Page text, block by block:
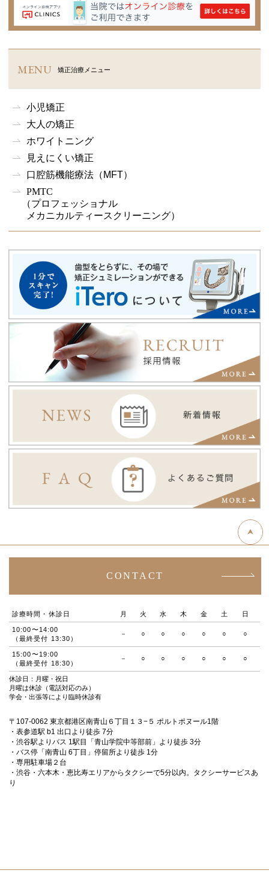
MENU 矯正治療メニュー
小児矯正
大人の矯正
ホワイトニング
見えにくい矯正
口腔筋機能療法 （MFT）
PMTC
（プロフェッショナル
メカニカルティースクリーニング）
CONTACT
診療時間・休診日 月 火 水 木 金 土 日
10:00〜14:00
（最終受付 13:30）
－ ○ ○ ○ ○ ○ ○
15:00〜19:00
（最終受付 18:30）
－ ○ ○ ○ ○ ○ ○
休診日：月曜・祝日
月曜は休診（電話対応のみ）
学会・出張等により臨時休診有
〒107-0062 東京都港区南青山６丁目１３−５ ポルトポヌール1階
・表参道駅 b1 出口より徒歩 7分
・渋谷駅よりバス 1駅目「青山学院中等部前」より徒歩 3分
・バス停「南青山 6丁目」停留所より徒歩 1分
・専用駐車場２台
・渋谷・六本木・恵比寿エリアからタクシーで5分以内。タクシーサービスあ
り